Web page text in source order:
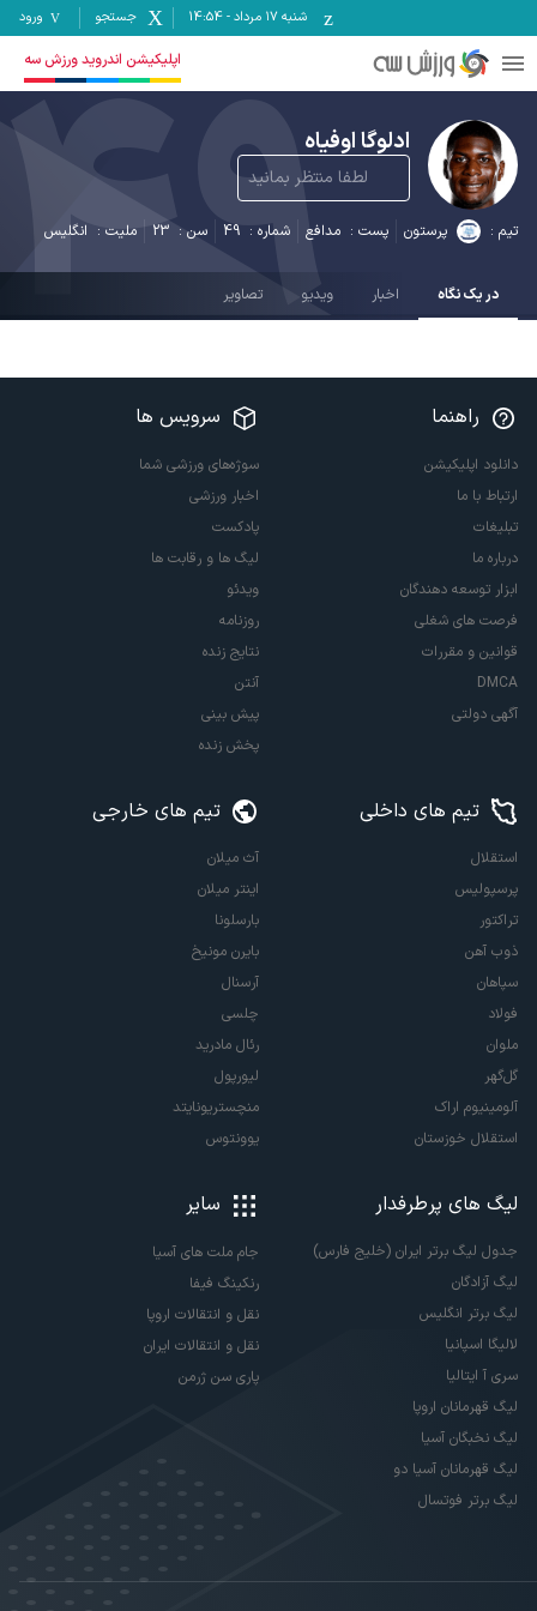
شنبه ۱۷ مرداد -
14:54 جستجو ورود
اپلیکیشن اندروید ورزش سه
ادلوگا اوفیاه
لطفا منتظر بمانید
تیم : پرستون پست : مدافع شماره : 49 سن : 23 ملیت : انگلیس
49 در یک نگاه اخبار ویدیو تصاویر
راهنما
دانلود اپلیکیشن
ارتباط با ما
تبلیغات
درباره ما
ابزار توسعه دهندگان
فرصت های شغلی
قوانین و مقررات
DMCA
آگهی دولتی
سرویس ها
سوژه‌های ورزشی شما
اخبار ورزشی
پادکست
لیگ ها و رقابت ها
ویدئو
روزنامه
نتایج زنده
آنتن
پیش بینی
پخش زنده
تیم های داخلی
استقلال
پرسپولیس
تراکتور
ذوب آهن
سپاهان
فولاد
ملوان
گل‌گهر
آلومینیوم اراک
استقلال خوزستان
تیم های خارجی
آث میلان
اینتر میلان
بارسلونا
بایرن مونیخ
آرسنال
چلسی
رئال مادرید
لیورپول
منچستریونایتد
یوونتوس
لیگ های پرطرفدار
جدول لیگ برتر ایران (خلیج فارس)
لیگ آزادگان
لیگ برتر انگلیس
لالیگا اسپانیا
سری آ ایتالیا
لیگ قهرمانان اروپا
لیگ نخبگان آسیا
لیگ قهرمانان آسیا دو
لیگ برتر فوتسال
سایر
جام ملت های آسیا
رنکینگ فیفا
نقل و انتقالات اروپا
نقل و انتقالات ایران
پاری سن ژرمن